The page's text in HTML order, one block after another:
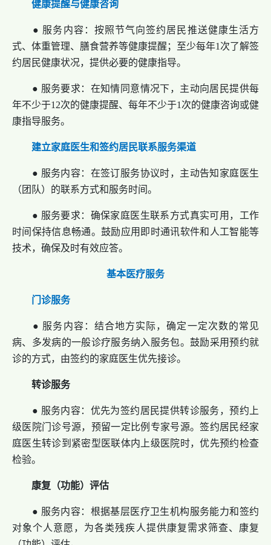
健康提醒与健康咨询
● 服务内容：按照节气向签约居民推送健康生活方
式、体重管理、膳食营养等健康提醒；至少每年1次了解签
约居民健康状况，提供必要的健康指导。
● 服务要求：在知情同意情况下，主动向居民提供每
年不少于12次的健康提醒、每年不少于1次的健康咨询或健
康指导服务。
建立家庭医生和签约居民联系服务渠道
● 服务内容：在签订服务协议时，主动告知家庭医生
（团队）的联系方式和服务时间。
● 服务要求：确保家庭医生联系方式真实可用，工作
时间保持信息畅通。鼓励应用即时通讯软件和人工智能等
技术，确保及时有效应答。
基本医疗服务
门诊服务
● 服务内容：结合地方实际，确定一定次数的常见
病、多发病的一般诊疗服务纳入服务包。鼓励采用预约就
诊的方式，由签约的家庭医生优先接诊。
转诊服务
● 服务内容：优先为签约居民提供转诊服务，预约上
级医院门诊号源，预留一定比例专家号源。签约居民经家
庭医生转诊到紧密型医联体内上级医院时，优先预约检查
检验。
康复（功能）评估
● 服务内容：根据基层医疗卫生机构服务能力和签约
对象个人意愿，为各类残疾人提供康复需求筛查、康复